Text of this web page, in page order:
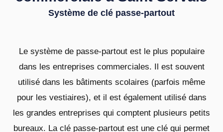
Système de clé passe-partout
Le système de passe-partout est le plus populaire
dans les entreprises commerciales. Il est souvent
utilisé dans les bâtiments scolaires (parfois même
pour les vestiaires), et il est également utilisé dans
les grandes entreprises qui comptent plusieurs petits
bureaux. La clé passe-partout est une clé qui permet